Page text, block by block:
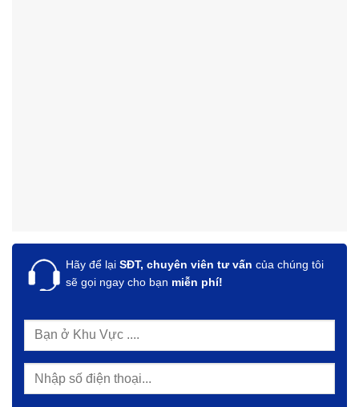
Hãy để lại SĐT, chuyên viên tư vấn của chúng tôi
sẽ gọi ngay cho bạn miễn phí!